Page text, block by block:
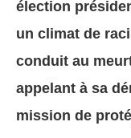
élection
un climat de
conduit au
appelant à sa
mission de